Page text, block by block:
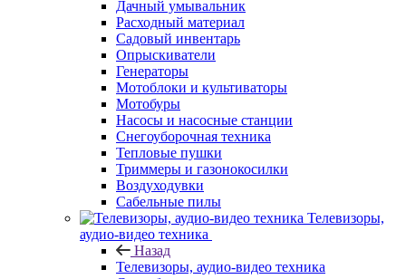
Дачный умывальник
Расходный материал
Садовый инвентарь
Опрыскиватели
Генераторы
Мотоблоки и культиваторы
Мотобуры
Насосы и насосные станции
Снегоуборочная техника
Тепловые пушки
Триммеры и газонокосилки
Воздуходувки
Сабельные пилы
Телевизоры,
аудио-видео техника
Назад
Телевизоры, аудио-видео техника